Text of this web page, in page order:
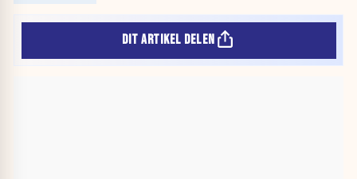
DIT ARTIKEL DELEN